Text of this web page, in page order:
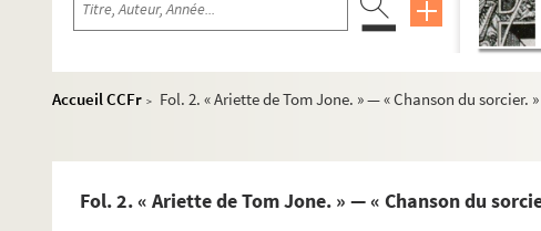
Accueil CCFr >
Fol. 2. « Ariette de Tom Jone. » — « Chanson du
Fol. 2. « Ariette de Tom Jone. » — « Chanson du